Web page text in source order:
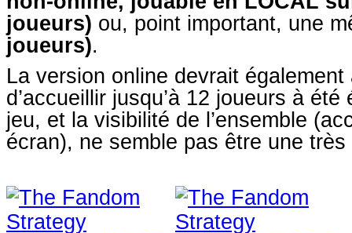
joueurs) ou, point important, une
joueurs).
La version online devrait également
d’accueillir jusqu’à 12 joueurs à
jeu, et la visibilité de l’ensemble
écran), ne semble pas être une